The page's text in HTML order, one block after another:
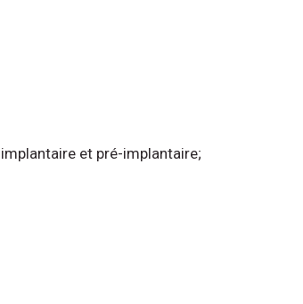
et pré-implantaire;